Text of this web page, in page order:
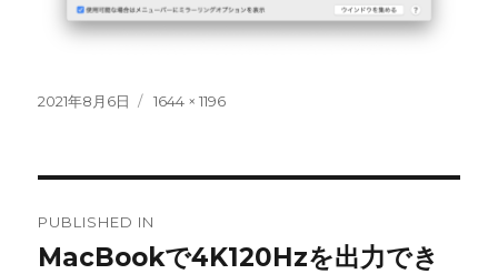
Posted
2021年8月6日
Full
1644 × 1196
navigation
PUBLISHED IN
MacBookで4K120Hzを出力でき